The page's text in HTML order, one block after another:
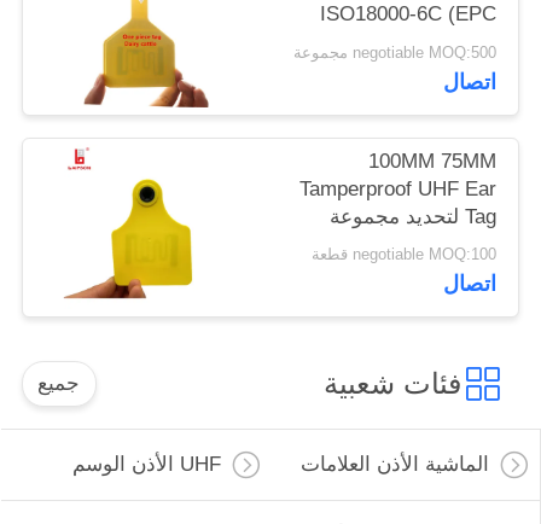
ISO18000-6C (EPC
GEN2)
negotiable MOQ:500 مجموعة
اتصال
100MM 75MM
Tamperproof UHF Ear
Tag لتحديد مجموعة
الثروة الحيوانية
negotiable MOQ:100 قطعة
اتصال
فئات شعبية جميع
الماشية الأذن العلامات UHF الأذن الوسم